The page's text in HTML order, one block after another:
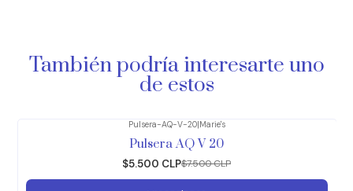
También podría interesarte uno
de estos
Pulsera-AQ-V-20|Marie's
Pulsera AQ V 20
$5.500 CLP$7.500 CLP